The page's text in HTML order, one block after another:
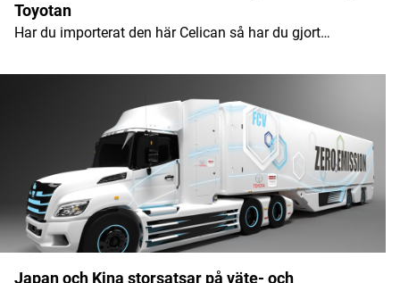
Toyotan
Har du importerat den här Celican så har du gjort…
Japan och Kina storsatsar på väte- och